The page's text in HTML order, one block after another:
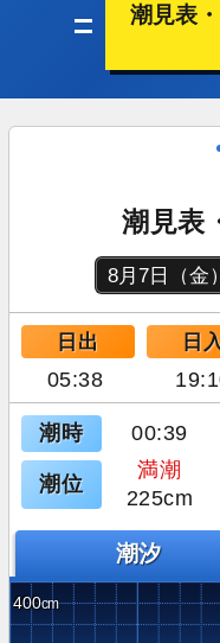
潮見表
潮見表
日出 日入
05:38
潮時 00:39
潮位
満潮
225cm
潮汐
400